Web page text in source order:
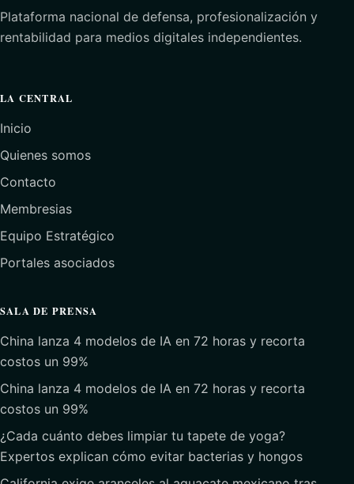
Plataforma nacional de defensa, profesionalización y
rentabilidad para medios digitales independientes.
LA CENTRAL
Inicio
Quienes somos
Contacto
Membresias
Equipo Estratégico
Portales asociados
SALA DE PRENSA
China lanza 4 modelos de IA en 72 horas y recorta
costos un 99%
China lanza 4 modelos de IA en 72 horas y recorta
costos un 99%
¿Cada cuánto debes limpiar tu tapete de yoga?
Expertos explican cómo evitar bacterias y hongos